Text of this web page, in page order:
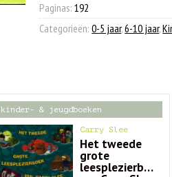
Paginas:192
Categorieën:0-5 jaar,6-10 jaar,
kinder- & jeugdboeken
Carry Slee
Het tweede
grote
leesplezierboek